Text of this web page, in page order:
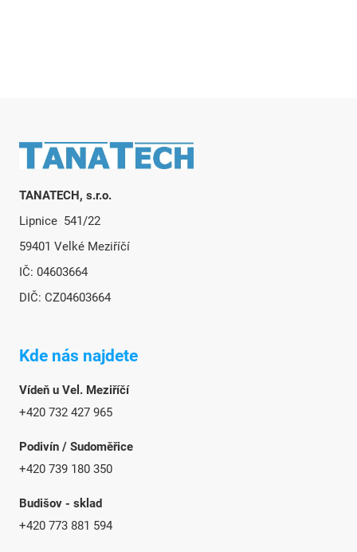
Zápatí
TANATECH, s.r.o.
Lipnice 541/22
59401 Velké Meziříčí
IČ: 04603664
DIČ: CZ04603664
Kde nás najdete
Vídeň u Vel. Meziříčí
+420 732 427 965
Podivín / Sudoměřice
+420 739 180 350
Budišov - sklad
+420 773 881 594